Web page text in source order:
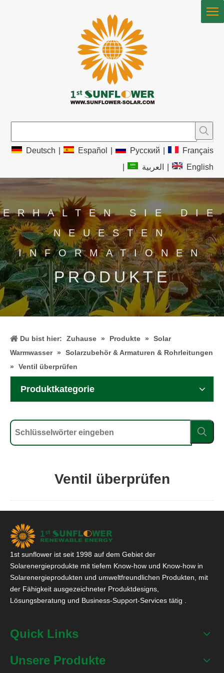
Deutsch Español Pусский
Français
العربية English
ERHALTEN SIE DIE
NEUESTEN
INFORMATIONEN
PRODUKTE
Du bist hier: Zuhause » Produkte »
Solar
Warmwasser »
Solarzubehör & Armaturen & Rohrleitungen
»
Ventil überprüfen
Produktkategorie
Ventil überprüfen
1st sunflower ist seit 1998 auf dem Gebiet der
Solarenergieprodukte mit tiefem Know-how und Know-how in
Solarenergieprodukten und umweltfreundlichen Produkten, mit
der Fähigkeit ausgezeichneter Produktdesigns,
Lösungsberatung und Business-Support-Services tätig .
Quick Links
Unsere Produkte